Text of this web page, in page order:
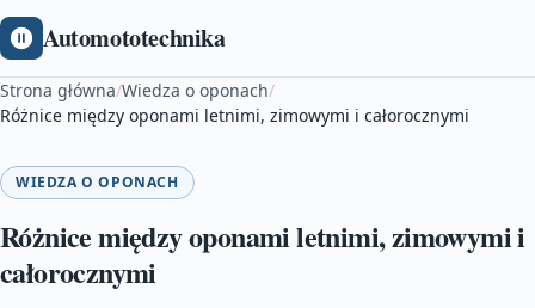
Automototechnika
Strona główna/Wiedza o oponach/
Różnice między oponami letnimi, zimowymi i całorocznymi
WIEDZA O OPONACH
Różnice między oponami letnimi, zimowymi i
całorocznymi